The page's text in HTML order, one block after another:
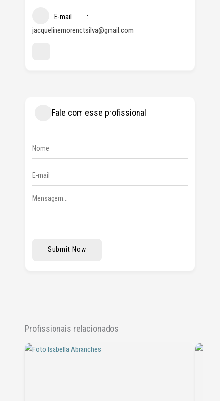
E-mail
jacquelinemorenotsilva@gmail.com
Fale com esse profissional
Submit Now
Profissionais relacionados